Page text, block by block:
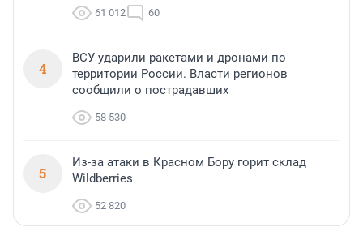
61 012 60
4
ВСУ ударили ракетами и дронами по
территории России. Власти регионов
сообщили о пострадавших
58 530
5
Из-за атаки в Красном Бору горит склад
Wildberries
52 820